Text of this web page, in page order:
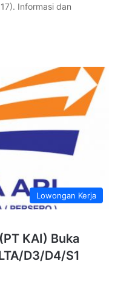
Informasi dan
Lowongan Kerja
KAI) Buka
D3/D4/S1